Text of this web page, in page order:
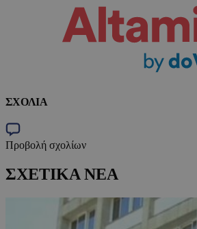
ΣΧΟΛΙΑ
Προβολή σχολίων
ΣΧΕΤΙΚΑ ΝΕΑ